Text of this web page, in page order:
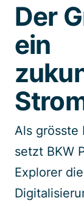
Der
ein
Als grösste
setzt BKW
Explorer